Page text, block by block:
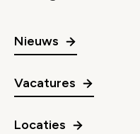
Nieuws
Vacatures
Locaties